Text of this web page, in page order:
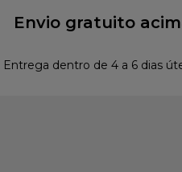
Envio gratuito
Entrega dentro de 4 a 6 dias